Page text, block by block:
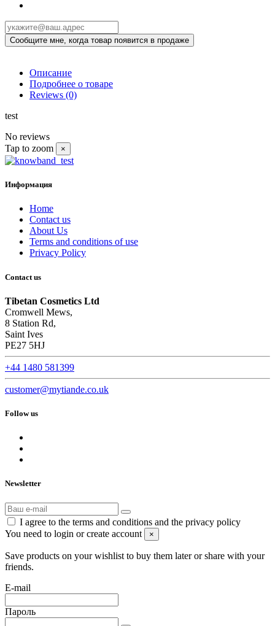
Описание
Подробнее о товаре
Reviews (0)
test
No reviews
Tap to zoom
×
Информация
Home
Contact us
About Us
Terms and conditions of use
Privacy Policy
Contact us
Tibetan Cosmetics Ltd
Cromwell Mews,
8 Station Rd,
Saint Ives
PE27 5HJ
+44 1480 581399
customer@mytiande.co.uk
Follow us
Newsletter
I agree to the terms and conditions and the privacy policy
You need to login or create account
×
Save products on your wishlist to buy them later or share with your
friends.
E-mail
Пароль